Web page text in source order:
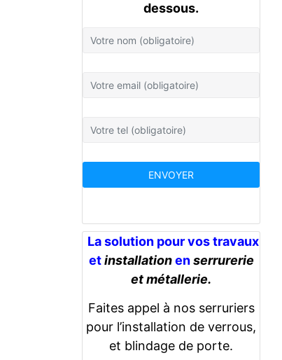
dessous.
La solution pour vos travaux
etinstallationenserrurerie
et métallerie.
Faites appel à nos serruriers
pour l’installation de verrous,
et blindage de porte.